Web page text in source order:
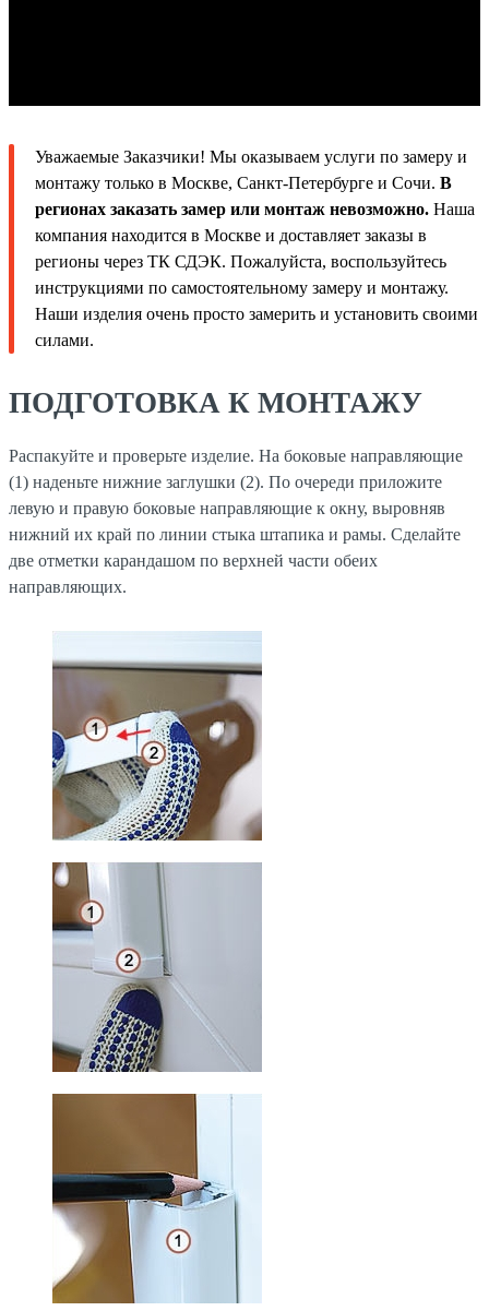
Уважаемые Заказчики! Мы оказываем услуги по замеру и
монтажу только в Москве, Санкт-Петербурге и Сочи. В
регионах заказать замер или монтаж невозможно. Наша
компания находится в Москве и доставляет заказы в
регионы через ТК СДЭК. Пожалуйста, воспользуйтесь
инструкциями по самостоятельному замеру и монтажу.
Наши изделия очень просто замерить и установить своими
силами.
ПОДГОТОВКА К МОНТАЖУ
Распакуйте и проверьте изделие. На боковые направляющие
(1) наденьте нижние заглушки (2). По очереди приложите
левую и правую боковые направляющие к окну, выровняв
нижний их край по линии стыка штапика и рамы. Сделайте
две отметки карандашом по верхней части обеих
направляющих.